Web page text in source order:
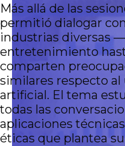
Más allá de las
permitió dialogar
industrias diversas
entretenimiento
comparten
similares respecto
artificial. El tema
todas las
aplicaciones
éticas que plantea